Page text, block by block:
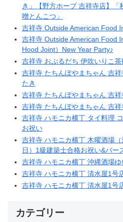
き」【野方ホープ 吉祥寺店】
噌とんこつ」
吉祥寺 Outside American Food
吉祥寺 Outside American Food
Hood Joint）New Year Party♪
吉祥寺 おぷるだち 伊吹いりこ茶
吉祥寺 たちんぽやまちゃん 吉
たき
吉祥寺 たちんぽやまちゃん 吉
吉祥寺 たちんぽやまちゃん 吉
吉祥寺 ハモニカ横丁 タイ料理
お祝い
吉祥寺 ハモニカ横丁 木曜酒場
日）1級建築士合格お祝い&バー
吉祥寺 ハモニカ横丁 沖縄酒場ゆ
吉祥寺 ハモニカ横丁 清水屋1号
吉祥寺 ハモニカ横丁 清水屋1号
カテゴリー